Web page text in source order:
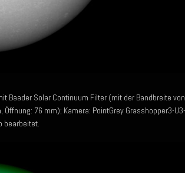
Baader Solar Continuum Filter (mit der Bandbreite von
76 mm); Kamera: PointGrey Grasshopper3-U3-
bearbeitet.